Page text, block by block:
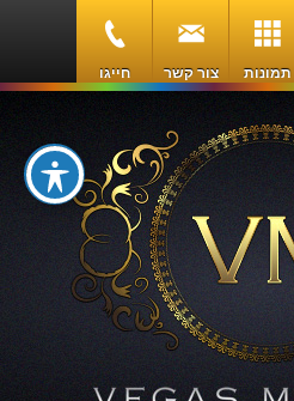
תמונות צור קשר חייגו